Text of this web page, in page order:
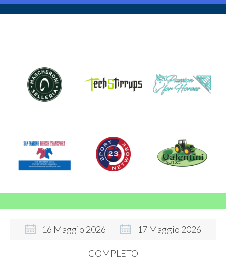
16 Maggio 2026 17 Maggio 2026
COMPLETO